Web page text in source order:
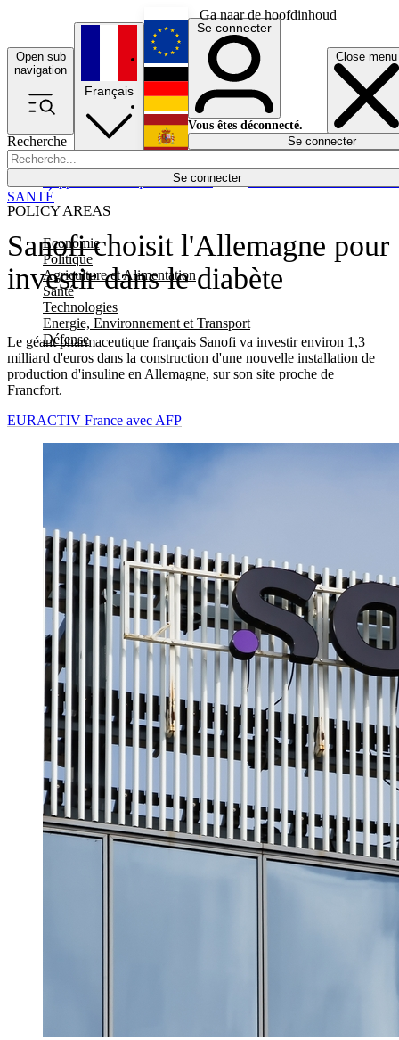
Ga naar de hoofdinhoud
Open sub
navigation
Close menu
Recherche
Se connecter
POLICY AREAS
Economie
Politique
Agriculture et Alimentation
Santé
Technologies
Energie, Environnement et Transport
Défense
Économie
Français
English
Deutsch
Español
Se connecter
Vous êtes déconnecté.
Se connecter
Sanofi choisit l'Allemagne pour
investir dans le diabète
Le géant pharmaceutique français Sanofi va investir environ 1,3
milliard d'euros dans la construction d'une nouvelle installation de
production d'insuline en Allemagne, sur son site proche de
Francfort.
SANTÉ
EURACTIV France avec AFP